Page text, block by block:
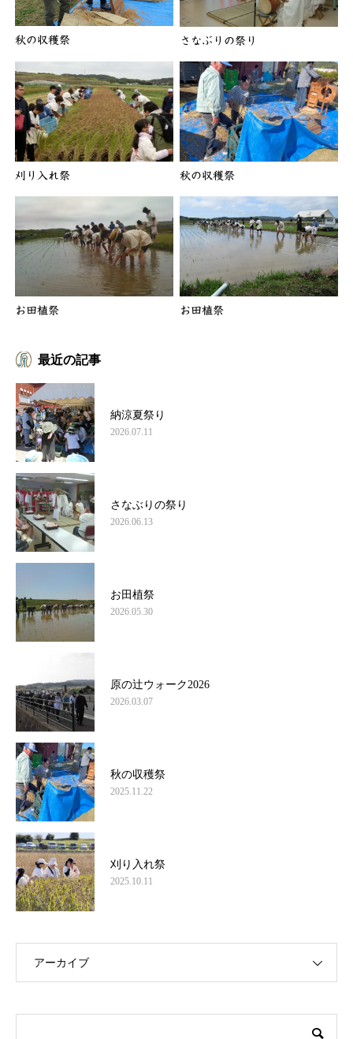
秋の収穫祭 さなぶりの祭り
刈り入れ祭 秋の収穫祭
お田植祭 お田植祭
最近の記事
納涼夏祭り
2026.07.11
さなぶりの祭り
2026.06.13
お田植祭
2026.05.30
原の辻ウォーク2026
2026.03.07
秋の収穫祭
2025.11.22
刈り入れ祭
2025.10.11
アーカイブ